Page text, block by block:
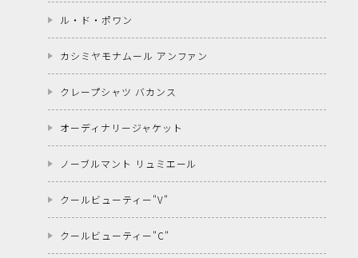
ル・ド・ポワン
カシミヤモナムール アンファン
クレープシャツ バカンス
オーディナリージャケット
ノーブルマント リュミエール
クールビューティー"V"
クールビューティー"C"